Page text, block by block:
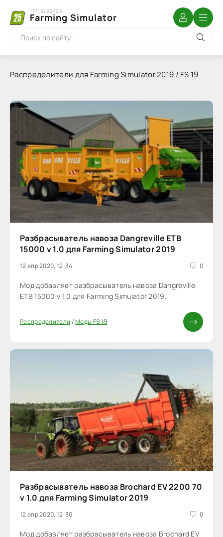
Farming Simulator
17/19/22/25
Распределители для Farming Simulator 2019 / FS 19
Разбрасыватель навоза Dangreville ETB
15000 v 1.0 для Farming Simulator 2019
12 апр 2020, 12:34 0
Мод добавляет разбрасыватель навоза Dangreville
ETB 15000 v 1.0 для Farming Simulator 2019.
Распределители /Моды FS 19
Разбрасыватель навоза Brochard EV 2200 70
v 1.0 для Farming Simulator 2019
12 апр 2020, 12:30 0
Мод добавляет разбрасыватель навоза Brochard EV